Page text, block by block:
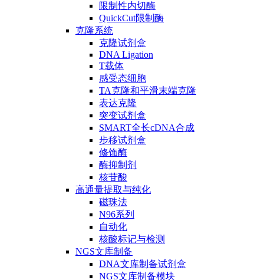
限制性内切酶
QuickCut限制酶
克隆系统
克隆试剂盒
DNA Ligation
T载体
感受态细胞
TA克隆和平滑末端克隆
表达克隆
突变试剂盒
SMART全长cDNA合成
步移试剂盒
修饰酶
酶抑制剂
核苷酸
高通量提取与纯化
磁珠法
N96系列
自动化
核酸标记与检测
NGS文库制备
DNA文库制备试剂盒
NGS文库制备模块